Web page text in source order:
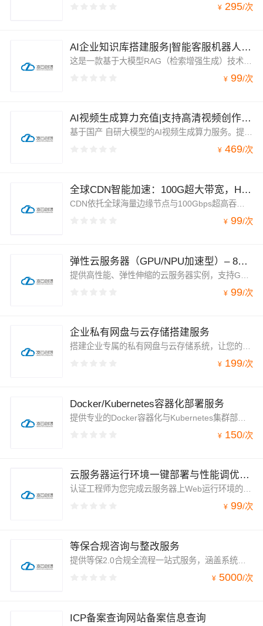
¥ 295/次
AI企业知识库搭建服务|智能客服机器人+文档自动问答+私有化部署
这是一款基于大模型RAG（检索增强生成）技术的企业级AI问答解决方案。帮助企业将内部文档（Word、PDF、PPT、TXT）一键转化为智能问答知识库。内置大模型语义理解能力，支持企业微信、钉钉、网站等多渠道接入智能客服机器人，自动回复员工或客户提问。瞬间打造出一个懂业务的“超级大脑”。支持私有化部署，数据不出企业内网，满足安全合规要求。
¥ 99/次
AI视频生成算力充值|支持高清视频创作与动态特效制作服务
基于国产 自研大模型的AI视频生成算力服务。提供高效、高清的视频创作权益包，支持文生视频与图生视频，助您快速实现创意落地，无需昂贵硬件投入，即买即用。
¥ 469/次
全球CDN智能加速：100G超大带宽，HTTPS动态秒开
CDN依托全球海量边缘节点与100Gbps超高吞吐能力，为网站、API、音视频等提供极速分发服务。动静态融合加速引擎，同时优化HTTPS握手与动态内容路由，显著提升全球用户访问体验。
¥ 99/次
弹性云服务器（GPU/NPU加速型）– 8核16G通用实例|按量计费/竞价实例
¥ 99/次
企业私有网盘与云存储搭建服务
搭建企业专属的私有网盘与云存储系统，让您的数据完全掌握在自己手中。基于NextCloud、Seafile、ownCloud等成熟开源企业云存储软件，实现文件的集中存储、多端同步、权限管控与高效流转。支持Windows、Mac、Linux、iOS、Android全平台访问
¥ 199/次
Docker/Kubernetes容器化部署服务
提供专业的Docker容器化与Kubernetes集群部署服务，帮助您的应用从传统部署平滑迁移至容器化架构。基于Kubernetes实现容器化应用的部署运行、资源调度、服务发现和动态伸缩，让您无需自行搭建和维护复杂的容器基础设施，即可享受云原生带来的敏捷与弹性。
¥ 150/次
云服务器运行环境一键部署与性能调优服务
认证工程师为您完成云服务器上Web运行环境的完整搭建，涵盖JDK、Tomcat、Nginx、MySQL等核心组件的安装、配置与性能调优。采用源码编译安装，细节安全优化，纯命令行部署，占用系统资源更低。支持Nginx+Tomcat动静分离架构，jemalloc优化内存管理，适用于访问量要求较高的生产环境。
¥ 99/次
等保合规咨询与整改服务
提供等保2.0合规全流程一站式服务，涵盖系统定级、备案、差距测评、整改加固、合规复测等环节。联合各地等保测评机构，为您提供本地化、系统化的专业服务，帮助您快速满足国家网络安全等级保护制度要求，一次通过率超95%。
¥ 5000/次
ICP备案查询网站备案信息查询